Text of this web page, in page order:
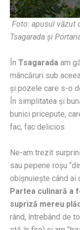
Foto: apusul văzut
Tsagarada și
În Tsagarada am
mâncăruri sub
şi pozele care s-o
În simplitatea şi
bunici pricepute,
fac, fac delicios.
Ne-am trezit
sau pepene roşu
obişnuieşte când ai
Partea culinară a
supriză mereu
rând, întrebând de